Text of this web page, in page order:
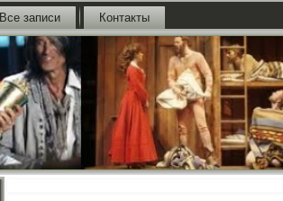
Все записи Контакты